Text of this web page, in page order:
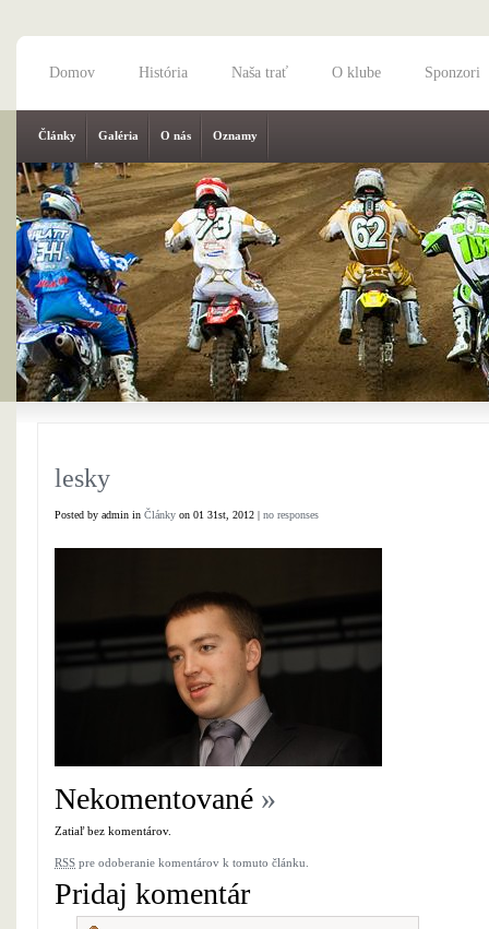
Domov História Naša trať O klube Sponzori
Články Galéria O nás Oznamy
lesky
Posted by admin in Články on 01 31st, 2012 | no responses
Nekomentované »
Zatiaľ bez komentárov.
RSS pre odoberanie komentárov k tomuto článku.
Pridaj komentár